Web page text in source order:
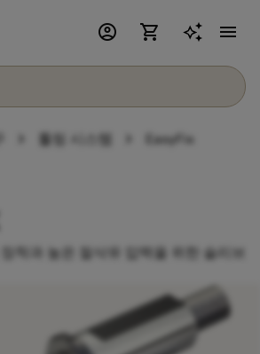
account_circle shopping_cart menu
chevron_right 툴링 시스템 chevron_right EasyFix
착과 높은 절삭유 압력을 위한 슬리브